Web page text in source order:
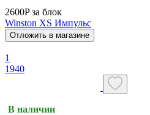
2600P за блок
Winston XS Импульс
Отложить в магазине
1
1940
В наличии